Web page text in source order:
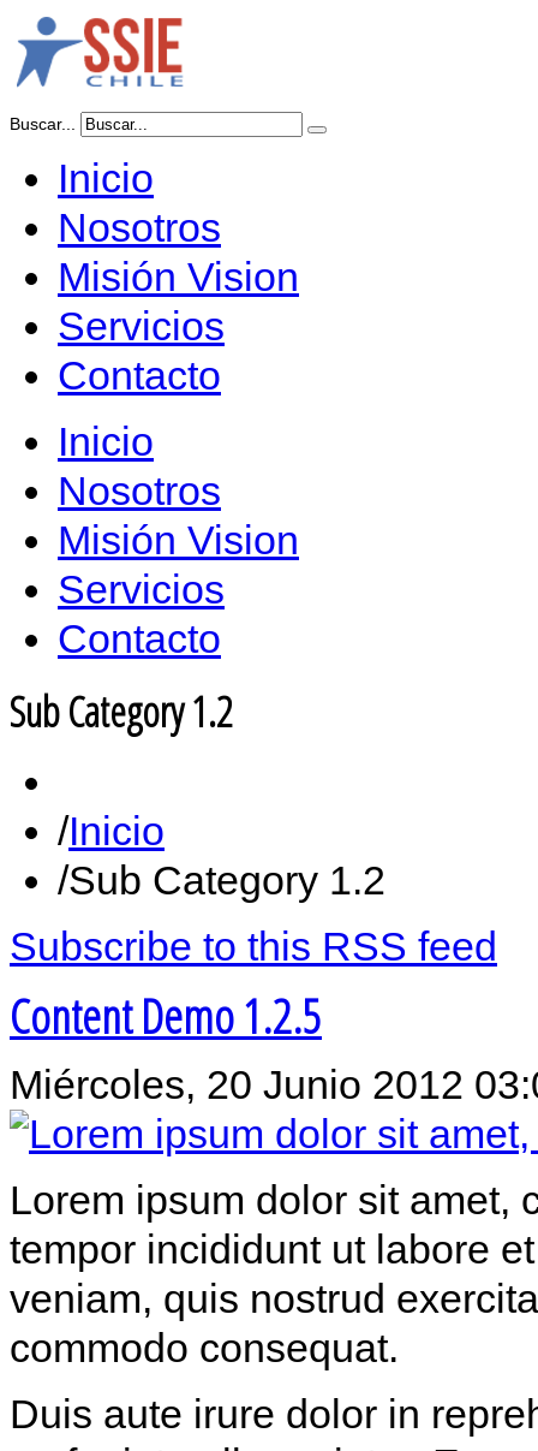
Buscar...
Inicio
Nosotros
Misión Vision
Servicios
Contacto
Inicio
Nosotros
Misión Vision
Servicios
Contacto
Sub Category 1.2
Inicio
Sub Category 1.2
Subscribe to this RSS feed
Content Demo 1.2.5
Miércoles, 20 Junio 2012
Lorem ipsum dolor sit amet,
tempor incididunt ut labore
veniam, quis nostrud
commodo consequat.
Duis aute irure dolor in